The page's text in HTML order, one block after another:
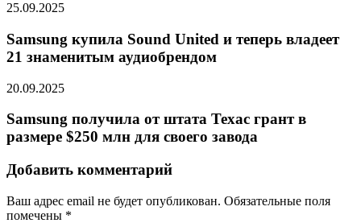
25.09.2025
Samsung купила Sound United и теперь владеет
21 знаменитым аудиобрендом
20.09.2025
Samsung получила от штата Техас грант в
размере $250 млн для своего завода
Добавить комментарий
Ваш адрес email не будет опубликован. Обязательные поля
помечены *